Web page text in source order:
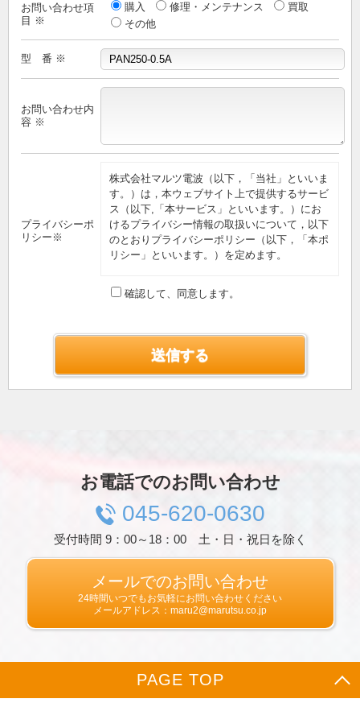
お問い合わせ項
目 ※
購入 修理・メンテナンス
買取
その他
型 番 ※
お問い合わせ内
容 ※
プライバシーポ
リシー※
株式会社マルツ電波（以下，「当社」といいま
す。）は，本ウェブサイト上で提供するサービ
ス（以下,「本サービス」といいます。）にお
けるプライバシー情報の取扱いについて，以下
のとおりプライバシーポリシー（以下，「本ポ
リシー」といいます。）を定めます。
第1条（プライバシー情報）
プライバシー情報のうち「個人情報」とは，個
し，生存する個人に関する情報であって，当該
情報に含まれる氏名，生年月日，住所，電話番
号，連絡先その他の記述等により特定の個人を
識別できる情報を指します。
プライバシー情報のうち「履歴情報および特性
郵便番号や性別，職業，年齢，ユーザーのIPア
識別情報などを指します。
第２条（プライバシー情報の収集方法）
当社は，ユーザーが利用登録をする際に氏名，
生年月日，住所，電話番号，メールアドレス，
銀行口座番号，クレジットカード番号，運転免
許証番号などの個人情報をお尋ねすることがあ
下，｢提携先｣といいます。）などから収集する
ことがあります。
確認して、同意します。
お電話でのお問い合わせ
045-620-0630
受付時間 9：00～18：00 土・日・祝日を除く
メールでのお問い合わせ
24時間いつでもお気軽にお問い合わせください
メールアドレス：maru2@marutsu.co.jp
PAGE TOP